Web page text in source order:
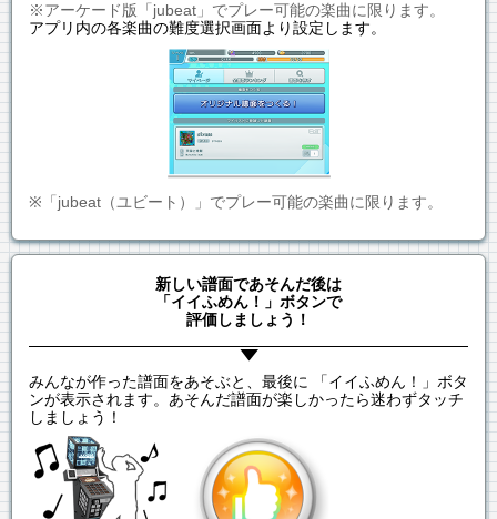
※アーケード版「jubeat」でプレー可能の楽曲に限ります。
アプリ内の各楽曲の難度選択画面より設定します。
※「jubeat（ユビート）」でプレー可能の楽曲に限ります。
新しい譜面であそんだ後は
「イイふめん！」ボタンで
評価しましょう！
みんなが作った譜面をあそぶと、最後に 「イイふめん！」ボタ
ンが表示されます。あそんだ譜面が楽しかったら迷わずタッチ
しましょう！